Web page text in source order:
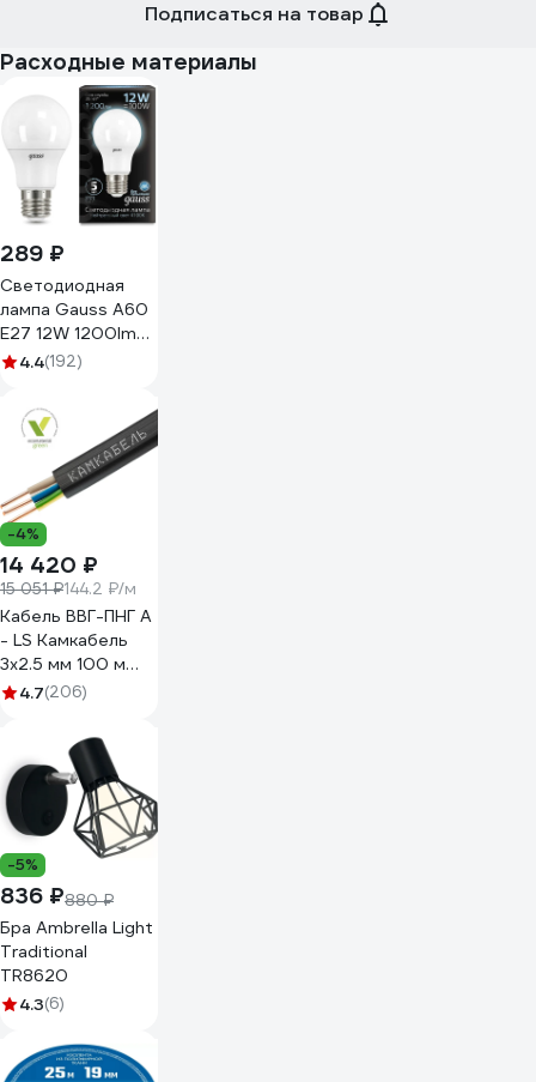
Подписаться на товар
Расходные материалы
289 ₽
Светодиодная
лампа Gauss A60
E27 12W 1200lm
4100K 102502212
4.4(192)
-4%
14 420 ₽
15 051 ₽144.2 ₽/м
Кабель ВВГ-ПНГ А
- LS Камкабель
3x2.5 мм 100 м
ГОСТ
4.7(206)
-5%
836 ₽880 ₽
Бра Ambrella Light
Traditional
TR8620
4.3(6)